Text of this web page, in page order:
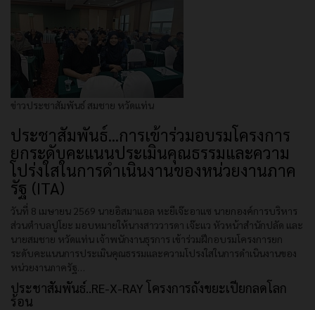
ข่าวประชาสัมพันธ์ สมชาย หวัดแท่น
ประชาสัมพันธ์...การเข้าร่วมอบรมโครงการ
ยกระดับคะแนนประเมินคุณธรรมและความ
โปร่งใสในการดำเนินงานของหน่วยงานภาค
รัฐ (ITA)
วันที่ 8 เมษายน 2569 นายอิสมาแอล หะยีเจ๊ะอาแซ นายกองค์การบริหาร
ส่วนตำบลปูโยะ มอบหมายให้นางสาววารดา เจ๊ะแว หัวหน้าสำนักปลัด และ
นายสมชาย หวัดแท่น เจ้าพนักงานธุรการ เข้าร่วมฝึกอบรมโครงการยก
ระดับคะแนนการประเมินคุณธรรมและความโปรงใสในการดำเนินงานของ
หน่วยงานภาครัฐ…
ประชาสัมพันธ์..RE-X-RAY โครงการถังขยะเปียกลดโลก
ร้อน